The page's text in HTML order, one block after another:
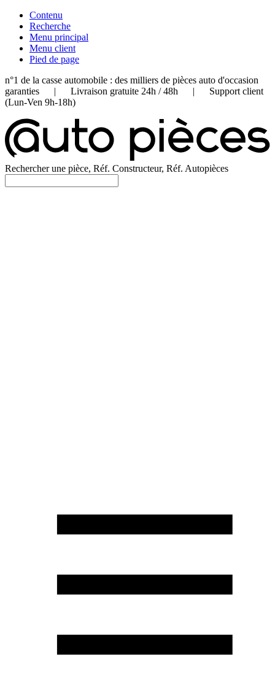
Contenu
Recherche
Menu principal
Menu client
Pied de page
n°1 de la casse automobile : des milliers de pièces auto d'occasion
garanties | Livraison gratuite 24h / 48h | Support client
(Lun-Ven 9h-18h)
Rechercher une pièce, Réf. Constructeur, Réf. Autopièces